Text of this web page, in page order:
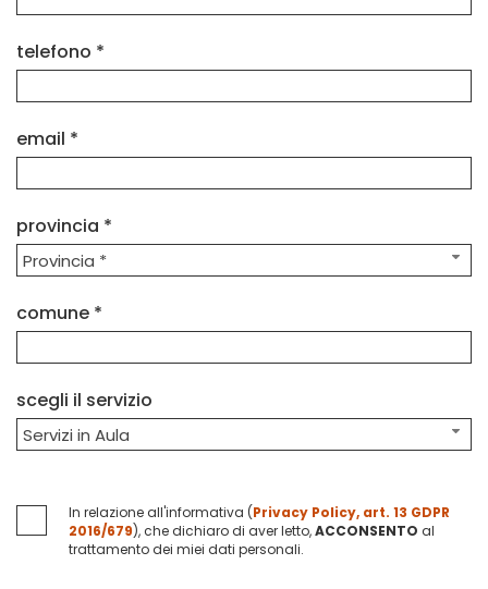
telefono *
email *
provincia *
Provincia *
comune *
scegli il servizio
Servizi in Aula
In relazione all'informativa (Privacy Policy, art. 13 GDPR
2016/679), che dichiaro di aver letto,ACCONSENTO al
trattamento dei miei dati personali.